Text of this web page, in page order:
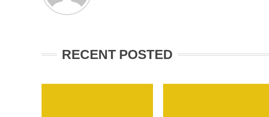
RECENT POSTED